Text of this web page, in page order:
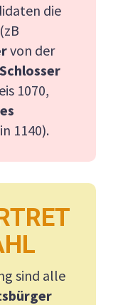
die
von der
Schlosser
1070,
1140).
sind alle